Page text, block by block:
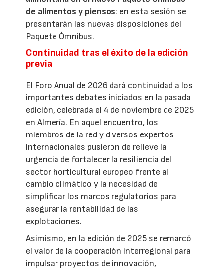
de alimentos y piensos: en esta sesión se
presentarán las nuevas disposiciones del
Paquete Ómnibus.
Continuidad tras el éxito de la edición
previa
El Foro Anual de 2026 dará continuidad a los
importantes debates iniciados en la pasada
edición, celebrada el 4 de noviembre de 2025
en Almería. En aquel encuentro, los
miembros de la red y diversos expertos
internacionales pusieron de relieve la
urgencia de fortalecer la resiliencia del
sector horticultural europeo frente al
cambio climático y la necesidad de
simplificar los marcos regulatorios para
asegurar la rentabilidad de las
explotaciones.
Asimismo, en la edición de 2025 se remarcó
el valor de la cooperación interregional para
impulsar proyectos de innovación,